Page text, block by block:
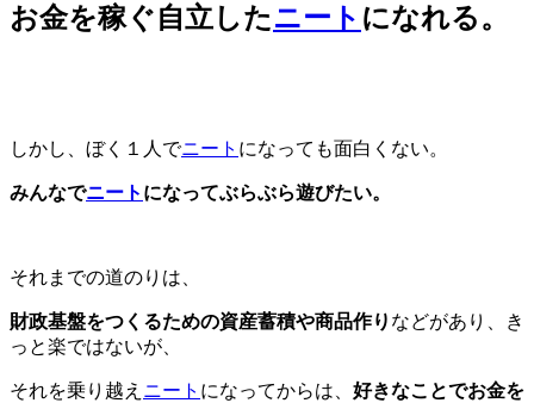
お金を稼ぐ自立したニート になれる。
しかし、ぼく１人でニート になっても面白くない。
みんなでニート になってぶらぶら遊びたい。
それまでの道のりは、
財政基盤をつくるための資産蓄積や商品作り などがあり、き
っと楽ではないが、
それを乗り越え ニート になってからは、 好きなことでお金を